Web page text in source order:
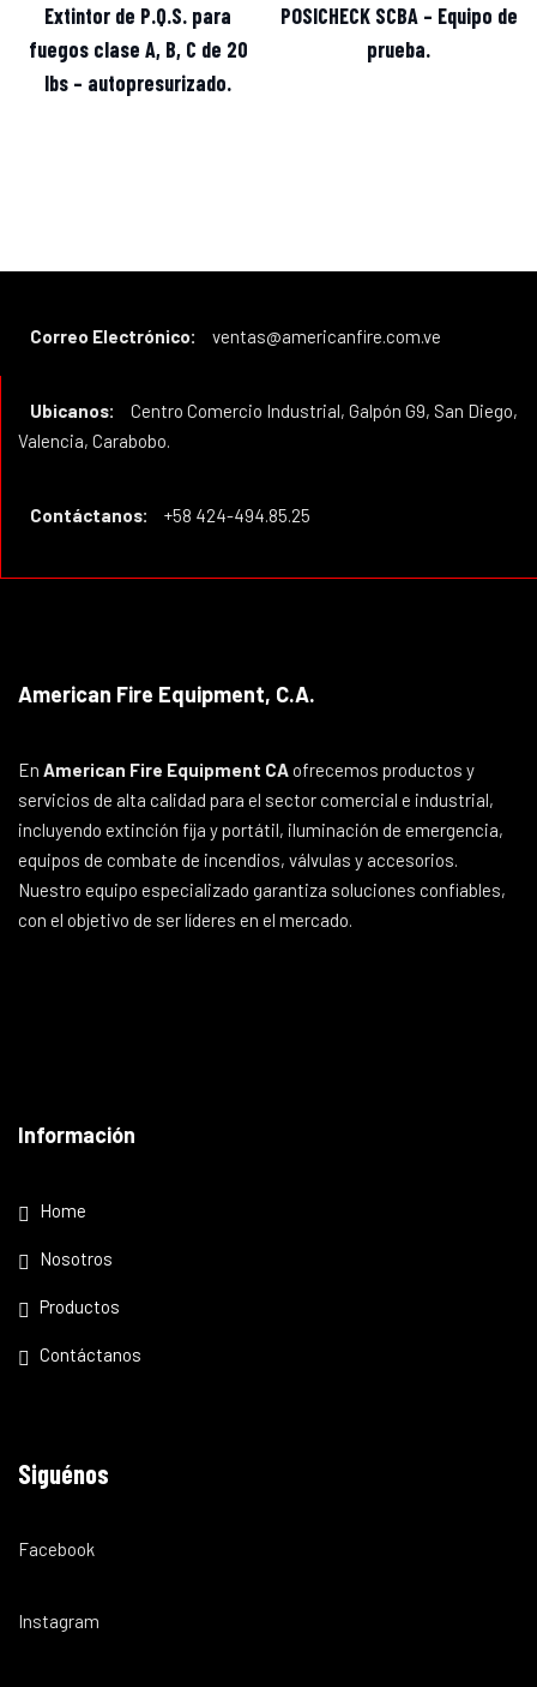
Extintor de P.Q.S. para
fuegos clase A, B, C de 20
lbs – autopresurizado.
POSICHECK SCBA – Equipo de
prueba.
Correo Electrónico: ventas@americanfire.com.ve
Ubicanos:
Centro Comercio Industrial, Galpón G9, San Diego,
Valencia, Carabobo.
Contáctanos: +58 424-494.85.25
American Fire Equipment, C.A.
En American Fire Equipment CAofrecemos productos y
servicios de alta calidad para el sector comercial e industrial,
incluyendo extinción fija y portátil, iluminación de emergencia,
equipos de combate de incendios, válvulas y accesorios.
Nuestro equipo especializado garantiza soluciones confiables,
con el objetivo de ser líderes en el mercado.
Información
Home
Nosotros
Productos
Contáctanos
Siguénos
Facebook
Instagram